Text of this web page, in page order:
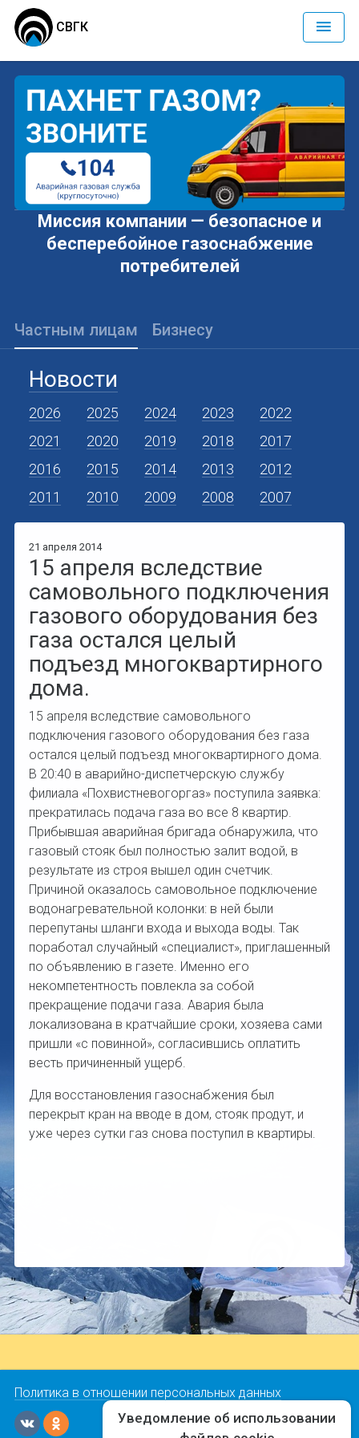
СВГК
Миссия компании — безопасное и
бесперебойное газоснабжение
потребителей
Частным лицам Бизнесу
Новости
2026 2025 2024 2023
2022
2021
2020 2019 2018
2017
2016
2015 2014 2013
2012
2011
2010 2009 2008 2007
21 апреля 2014
15 апреля вследствие
самовольного подключения
газового оборудования без
газа остался целый
подъезд многоквартирного
дома.
15 апреля вследствие самовольного
подключения газового оборудования без газа
остался целый подъезд многоквартирного дома.
В 20:40 в аварийно-диспетчерскую службу
филиала «Похвистневогоргаз» поступила заявка:
прекратилась подача газа во все 8 квартир.
Прибывшая аварийная бригада обнаружила, что
газовый стояк был полностью залит водой, в
результате из строя вышел один счетчик.
Причиной оказалось самовольное подключение
водонагревательной колонки: в ней были
перепутаны шланги входа и выхода воды. Так
поработал случайный «специалист», приглашенный
по объявлению в газете. Именно его
некомпетентность повлекла за собой
прекращение подачи газа. Авария была
локализована в кратчайшие сроки, хозяева сами
пришли «с повинной», согласившись оплатить
весть причиненный ущерб.
Для восстановления газоснабжения был
перекрыт кран на вводе в дом, стояк продут, и
уже через сутки газ снова поступил в квартиры.
Политика в отношении персональных данных
Уведомление об использовании